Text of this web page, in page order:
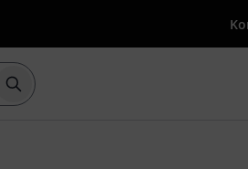
Suche mit Suchwort